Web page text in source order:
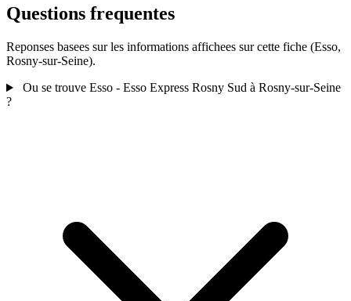
Questions frequentes
Reponses basees sur les informations affichees sur cette fiche (Esso,
Rosny-sur-Seine).
Ou se trouve Esso - Esso Express Rosny Sud à Rosny-sur-Seine
?